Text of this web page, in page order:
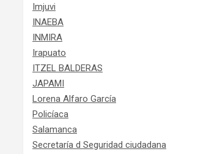
Imjuvi
INAEBA
INMIRA
Irapuato
ITZEL BALDERAS
JAPAMI
Lorena Alfaro García
Policíaca
Salamanca
Secretaría d Seguridad ciudadana